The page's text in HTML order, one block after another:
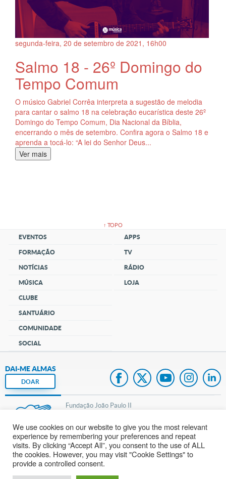
segunda-feira, 20 de setembro de 2021, 16h00
Salmo 18 - 26º Domingo do
Tempo Comum
O músico Gabriel Corrêa interpreta a sugestão de melodia
para cantar o salmo 18 na celebração eucarística deste 26º
Domingo do Tempo Comum, Dia Nacional da Bíblia,
encerrando o mês de setembro. Confira agora o Salmo 18 e
aprenda a tocá-lo: “A lei do Senhor Deus...
Ver mais
↑ TOPO
EVENTOS
FORMAÇÃO
NOTÍCIAS
MÚSICA
CLUBE
SANTUÁRIO
COMUNIDADE
SOCIAL
APPS
TV
RÁDIO
LOJA
DAI-ME ALMAS
DOAR
Fundação João Paulo II
Pedido de Oração
Mapa do site
Internacional
We use cookies on our website to give you the most relevant
experience by remembering your preferences and repeat
visits. By clicking “Accept All”, you consent to the use of ALL
the cookies. However, you may visit "Cookie Settings" to
provide a controlled consent.